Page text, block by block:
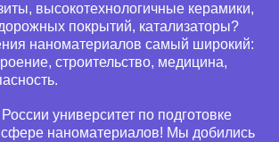
высокотехнологичные керамики,
покрытий, катализаторы?
наноматериалов самый широкий:
строительство, медицина,
университет по подготовке
сфере наноматериалов! Мы добились